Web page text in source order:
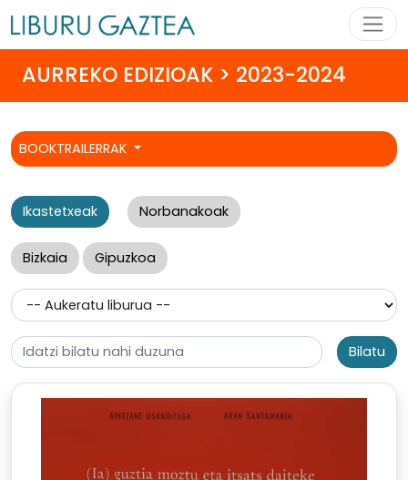
AURREKO EDIZIOAK > 2023-2024
BOOKTRAILERRAK
Ikastetxeak Norbanakoak
Bizkaia Gipuzkoa
Bilatu